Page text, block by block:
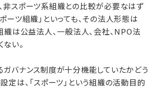
非スポーツ系組織との比較が必要なはず
ーツ組織」といっても、その法人形態は
織は公益法人、一般法人、会社、NPO法
い。
バナンス制度が十分機能していたかどう
定は、「スポーツ」という組織の活動目的